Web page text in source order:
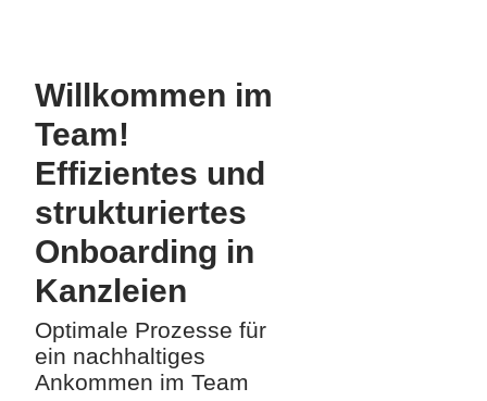
Willkommen im
Team!
Effizientes und
strukturiertes
Onboarding in
Kanzleien
Optimale Prozesse für
ein nachhaltiges
Ankommen im Team